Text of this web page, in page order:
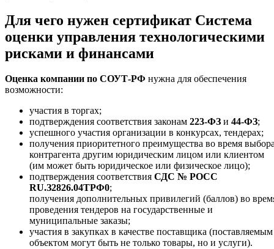
Для чего нужен сертификат Система
оценки управления технологическими
рисками и финансами
Оценка компании по СОУТ-РФ нужна для обеспечения
возможности:
участия в торгах;
подтверждения соответствия законам 223-ФЗ и 44-ФЗ;
успешного участия организации в конкурсах, тендерах;
получения приоритетного преимущества во время
контрагента другим юридическим лицом или клиентом
(им может быть юридическое или физическое лицо);
подтверждения соответствия СДС № РОСС
RU.З2826.04ТРФ0;
получения дополнительных привилегий (баллов) во
проведения тендеров на государственные и
муниципальные заказы;
участия в закупках в качестве поставщика (поставляемым
объектом могут быть не только товары, но и услуги).